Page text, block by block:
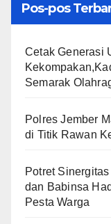
Pos-pos
Cetak Generasi
Semarak
Polres Jember
di Titik Rawan
​Potret
dan Babinsa
Pesta Warga